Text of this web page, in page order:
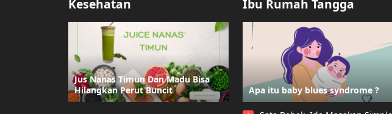
Kesehatan
Jus Nanas Timun Dan Madu Bisa
Hilangkan Perut Buncit
Ibu Rumah Tangga
Apa itu baby blues syndrome ?